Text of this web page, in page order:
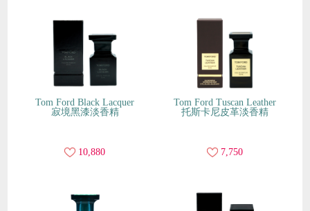
Tom Ford Black Lacquer
寂境黑漆淡香精
10,880
Tom Ford Tuscan Leather
托斯卡尼皮革淡香精
7,750